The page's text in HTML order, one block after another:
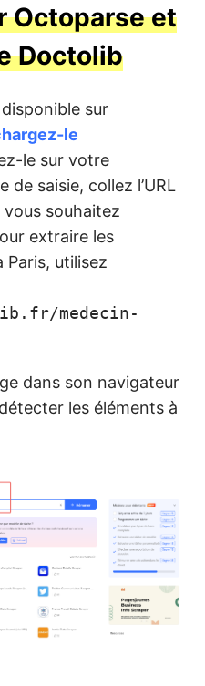
Octoparse et
Doctolib
sur
le
le sur votre
de saisie, collez l’URL
souhaitez
extraire les
Paris, utilisez
medecin-
dans son navigateur
les éléments à